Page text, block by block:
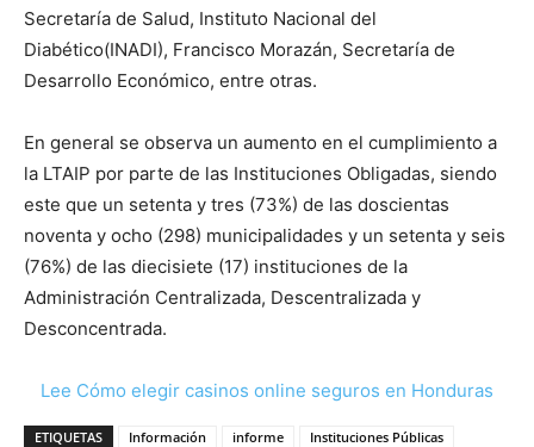
Secretaría de Salud, Instituto Nacional del
Diabético(INADI), Francisco Morazán, Secretaría de
Desarrollo Económico, entre otras.
En general se observa un aumento en el cumplimiento a
la LTAIP por parte de las Instituciones Obligadas, siendo
este que un setenta y tres (73%) de las doscientas
noventa y ocho (298) municipalidades y un setenta y seis
(76%) de las diecisiete (17) instituciones de la
Administración Centralizada, Descentralizada y
Desconcentrada.
Lee Cómo elegir casinos online seguros en Honduras
ETIQUETAS Información informe
Instituciones Públicas